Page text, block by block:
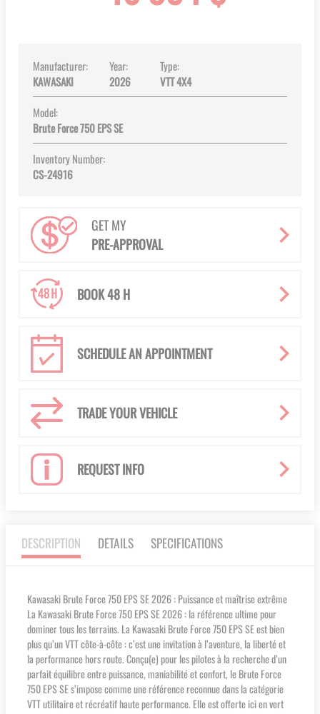
Manufacturer:
KAWASAKI
Year:
2026
Type:
VTT 4X4
Model:
Brute Force 750 EPS SE
Inventory Number:
CS-24916
GET MY
PRE-APPROVAL
BOOK 48 H
SCHEDULE AN APPOINTMENT
TRADE YOUR VEHICLE
REQUEST INFO
DESCRIPTION DETAILS SPECIFICATIONS
Kawasaki Brute Force 750 EPS SE 2026 : Puissance et maîtrise extrême
La Kawasaki Brute Force 750 EPS SE 2026 : la référence ultime pour
dominer tous les terrains. La Kawasaki Brute Force 750 EPS SE est bien
plus qu’un VTT côte-à-côte : c’est une invitation à l’aventure, la liberté et
la performance hors route. Conçu(e) pour les pilotes à la recherche d’un
parfait équilibre entre puissance, maniabilité et confort, le Brute Force
750 EPS SE s’impose comme une référence reconnue dans la catégorie
VTT utilitaire et récréatif haute performance. Elle est offerte ici en vert